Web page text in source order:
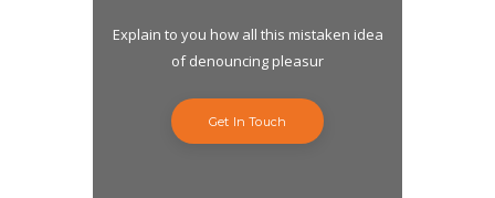
Explain to you how all this mistaken idea
of denouncing pleasur
Get In Touch